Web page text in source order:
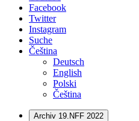
Facebook
Twitter
Instagram
Suche
Čeština
Deutsch
English
Polski
Čeština
Archiv 19.NFF 2022